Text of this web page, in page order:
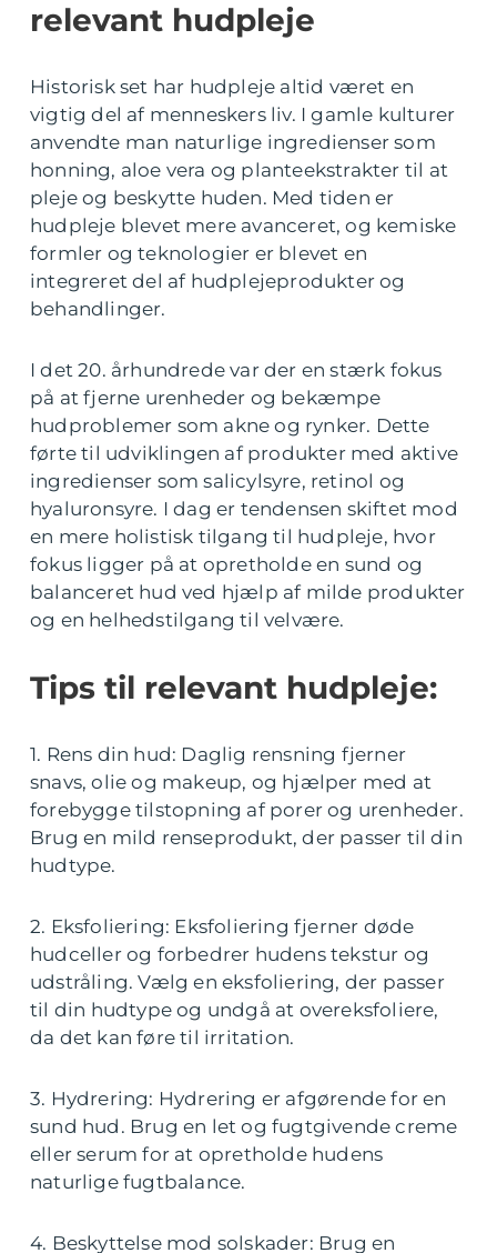
relevant hudpleje
Historisk set har hudpleje altid været en
vigtig del af menneskers liv. I gamle kulturer
anvendte man naturlige ingredienser som
honning, aloe vera og planteekstrakter til at
pleje og beskytte huden. Med tiden er
hudpleje blevet mere avanceret, og kemiske
formler og teknologier er blevet en
integreret del af hudplejeprodukter og
behandlinger.
I det 20. århundrede var der en stærk fokus
på at fjerne urenheder og bekæmpe
hudproblemer som akne og rynker. Dette
førte til udviklingen af produkter med aktive
ingredienser som salicylsyre, retinol og
hyaluronsyre. I dag er tendensen skiftet mod
en mere holistisk tilgang til hudpleje, hvor
fokus ligger på at opretholde en sund og
balanceret hud ved hjælp af milde produkter
og en helhedstilgang til velvære.
Tips til relevant hudpleje:
1. Rens din hud: Daglig rensning fjerner
snavs, olie og makeup, og hjælper med at
forebygge tilstopning af porer og urenheder.
Brug en mild renseprodukt, der passer til din
hudtype.
2. Eksfoliering: Eksfoliering fjerner døde
hudceller og forbedrer hudens tekstur og
udstråling. Vælg en eksfoliering, der passer
til din hudtype og undgå at overeksfoliere,
da det kan føre til irritation.
3. Hydrering: Hydrering er afgørende for en
sund hud. Brug en let og fugtgivende creme
eller serum for at opretholde hudens
naturlige fugtbalance.
4. Beskyttelse mod solskader: Brug en